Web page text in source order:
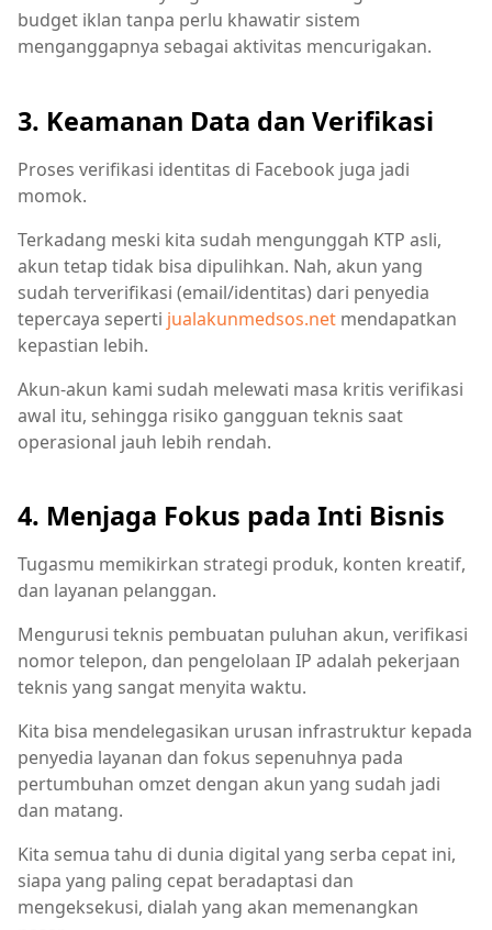
budget iklan tanpa perlu khawatir sistem
menganggapnya sebagai aktivitas mencurigakan.
3. Keamanan Data dan Verifikasi
Proses verifikasi identitas di Facebook juga jadi
momok.
Terkadang meski kita sudah mengunggah KTP asli,
akun tetap tidak bisa dipulihkan. Nah, akun yang
sudah terverifikasi (email/identitas) dari penyedia
tepercaya seperti jualakunmedsos.net mendapatkan
kepastian lebih.
Akun-akun kami sudah melewati masa kritis verifikasi
awal itu, sehingga risiko gangguan teknis saat
operasional jauh lebih rendah.
4. Menjaga Fokus pada Inti Bisnis
Tugasmu memikirkan strategi produk, konten kreatif,
dan layanan pelanggan.
Mengurusi teknis pembuatan puluhan akun, verifikasi
nomor telepon, dan pengelolaan IP adalah pekerjaan
teknis yang sangat menyita waktu.
Kita bisa mendelegasikan urusan infrastruktur kepada
penyedia layanan dan fokus sepenuhnya pada
pertumbuhan omzet dengan akun yang sudah jadi
dan matang.
Kita semua tahu di dunia digital yang serba cepat ini,
siapa yang paling cepat beradaptasi dan
mengeksekusi, dialah yang akan memenangkan